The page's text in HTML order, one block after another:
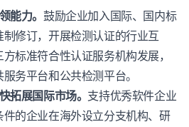
能力。鼓励企业加入国际、国内标
修订，开展检测认证的行业互
标准符合性认证服务机构发展，
务平台和公共检测平台。
拓展国际市场。 支持优秀软件企业
件的企业在海外设立分支机构、研